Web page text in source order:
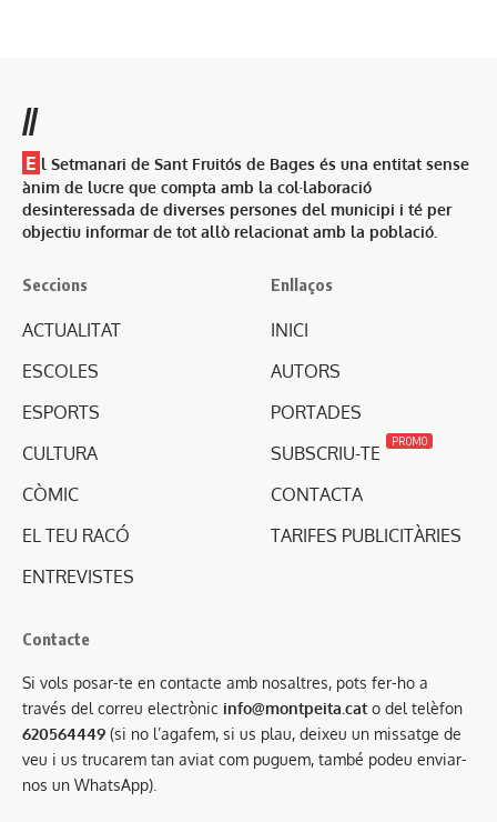
//
E l Setmanari de Sant Fruitós de Bages és una entitat sense
ànim de lucre que compta amb la col·laboració
desinteressada de diverses persones del municipi i té per
objectiu informar de tot allò relacionat amb la població.
Seccions
ACTUALITAT
ESCOLES
ESPORTS
CULTURA
CÒMIC
EL TEU RACÓ
ENTREVISTES
Enllaços
INICI
AUTORS
PORTADES
SUBSCRIU-TE
PROMO
CONTACTA
TARIFES PUBLICITÀRIES
Contacte
Si vols posar-te en contacte amb nosaltres, pots fer-ho a
través del correu electrònic info@montpeita.cat o del telèfon
620564449 (si no l’agafem, si us plau, deixeu un missatge de
veu i us trucarem tan aviat com puguem, també podeu enviar-
nos un WhatsApp).